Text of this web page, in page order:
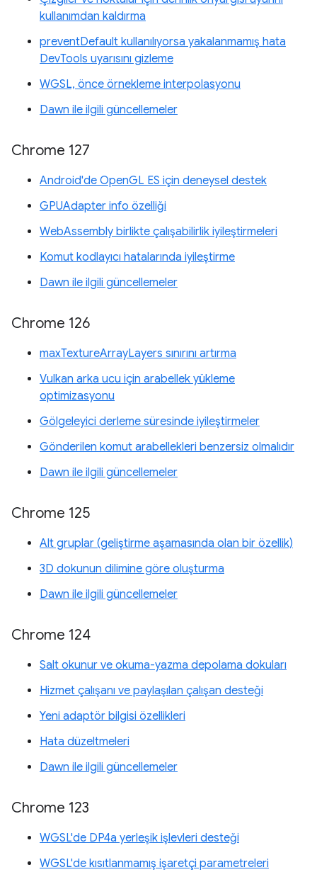
kullanımdan kaldırma
preventDefault kullanılıyorsa yakalanmamış hata
DevTools uyarısını gizleme
WGSL, önce örnekleme interpolasyonu
Dawn ile ilgili güncellemeler
Chrome 127
Android'de OpenGL ES için deneysel destek
GPUAdapter info özelliği
WebAssembly birlikte çalışabilirlik iyileştirmeleri
Komut kodlayıcı hatalarında iyileştirme
Dawn ile ilgili güncellemeler
Chrome 126
maxTextureArrayLayers sınırını artırma
Vulkan arka ucu için arabellek yükleme
optimizasyonu
Gölgeleyici derleme süresinde iyileştirmeler
Gönderilen komut arabellekleri benzersiz olmalıdır
Dawn ile ilgili güncellemeler
Chrome 125
Alt gruplar (geliştirme aşamasında olan bir özellik)
3D dokunun dilimine göre oluşturma
Dawn ile ilgili güncellemeler
Chrome 124
Salt okunur ve okuma-yazma depolama dokuları
Hizmet çalışanı ve paylaşılan çalışan desteği
Yeni adaptör bilgisi özellikleri
Hata düzeltmeleri
Dawn ile ilgili güncellemeler
Chrome 123
WGSL'de DP4a yerleşik işlevleri desteği
WGSL'de kısıtlanmamış işaretçi parametreleri